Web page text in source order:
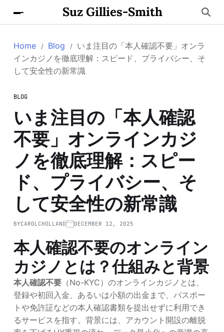
Suz Gillies-Smith
Home Blog
いま注目の「本人確認不要」オンラ
インカジノを徹底理解：スピード、プライバシー、そ
して安全性の新常識
BLOG
いま注目の「本人確認
不要」オンラインカジ
ノを徹底理解：スピー
ド、プライバシー、そ
して安全性の新常識
BYCAROLCHOLLAND DECEMBER 12, 2025
本人確認不要のオンライン
カジノとは？仕組みと背景
本人確認不要 （No-KYC）のオンラインカジノとは、
登録や初回入金、あるいは小額の出金まで、パスポー
トや免許証などの本人確認書類を提出せずに利用でき
るサービスを指す。背景には、アカウント開設の離脱